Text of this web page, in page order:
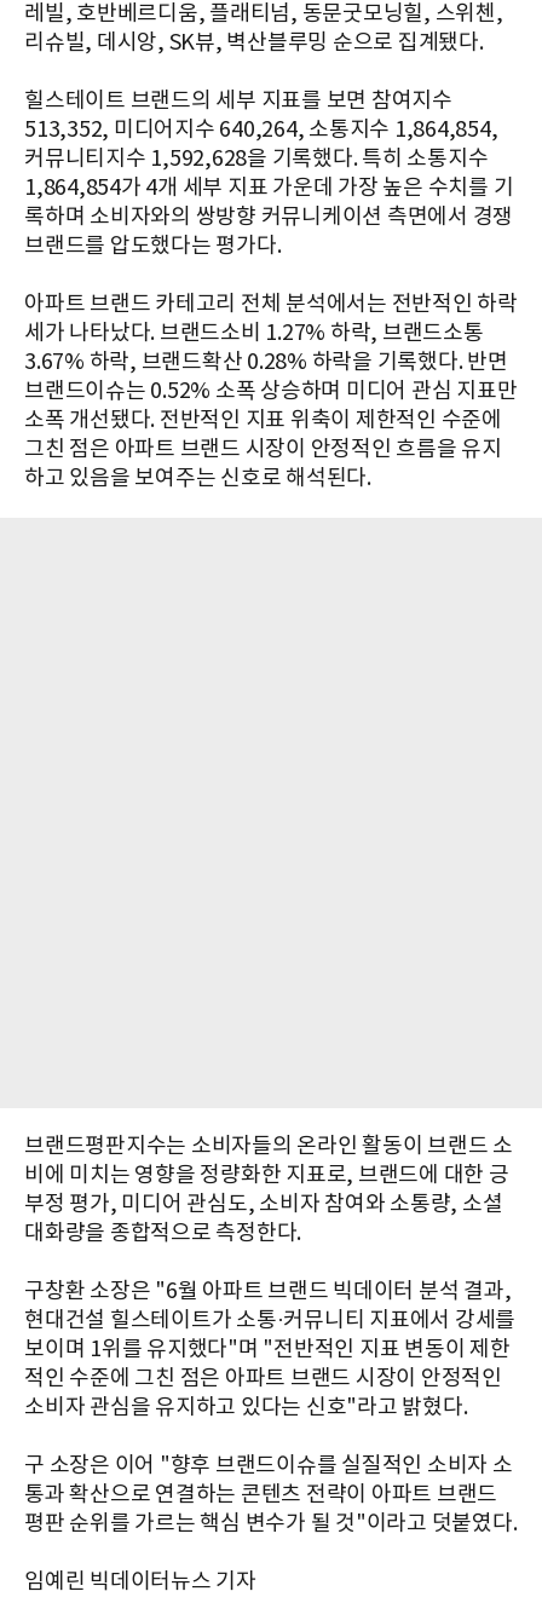
레빌, 호반베르디움, 플래티넘, 동문굿모닝힐, 스위첸,
리슈빌, 데시앙, SK뷰, 벽산블루밍 순으로 집계됐다.
힐스테이트 브랜드의 세부 지표를 보면 참여지수
513,352, 미디어지수 640,264, 소통지수 1,864,854,
커뮤니티지수 1,592,628을 기록했다. 특히 소통지수
1,864,854가 4개 세부 지표 가운데 가장 높은 수치를 기
록하며 소비자와의 쌍방향 커뮤니케이션 측면에서 경쟁
브랜드를 압도했다는 평가다.
아파트 브랜드 카테고리 전체 분석에서는 전반적인 하락
세가 나타났다. 브랜드소비 1.27% 하락, 브랜드소통
3.67% 하락, 브랜드확산 0.28% 하락을 기록했다. 반면
브랜드이슈는 0.52% 소폭 상승하며 미디어 관심 지표만
소폭 개선됐다. 전반적인 지표 위축이 제한적인 수준에
그친 점은 아파트 브랜드 시장이 안정적인 흐름을 유지
하고 있음을 보여주는 신호로 해석된다.
브랜드평판지수는 소비자들의 온라인 활동이 브랜드 소
비에 미치는 영향을 정량화한 지표로, 브랜드에 대한 긍
부정 평가, 미디어 관심도, 소비자 참여와 소통량, 소셜
대화량을 종합적으로 측정한다.
구창환 소장은 "6월 아파트 브랜드 빅데이터 분석 결과,
현대건설 힐스테이트가 소통·커뮤니티 지표에서 강세를
보이며 1위를 유지했다"며 "전반적인 지표 변동이 제한
적인 수준에 그친 점은 아파트 브랜드 시장이 안정적인
소비자 관심을 유지하고 있다는 신호"라고 밝혔다.
구 소장은 이어 "향후 브랜드이슈를 실질적인 소비자 소
통과 확산으로 연결하는 콘텐츠 전략이 아파트 브랜드
평판 순위를 가르는 핵심 변수가 될 것"이라고 덧붙였다.
임예린 빅데이터뉴스 기자